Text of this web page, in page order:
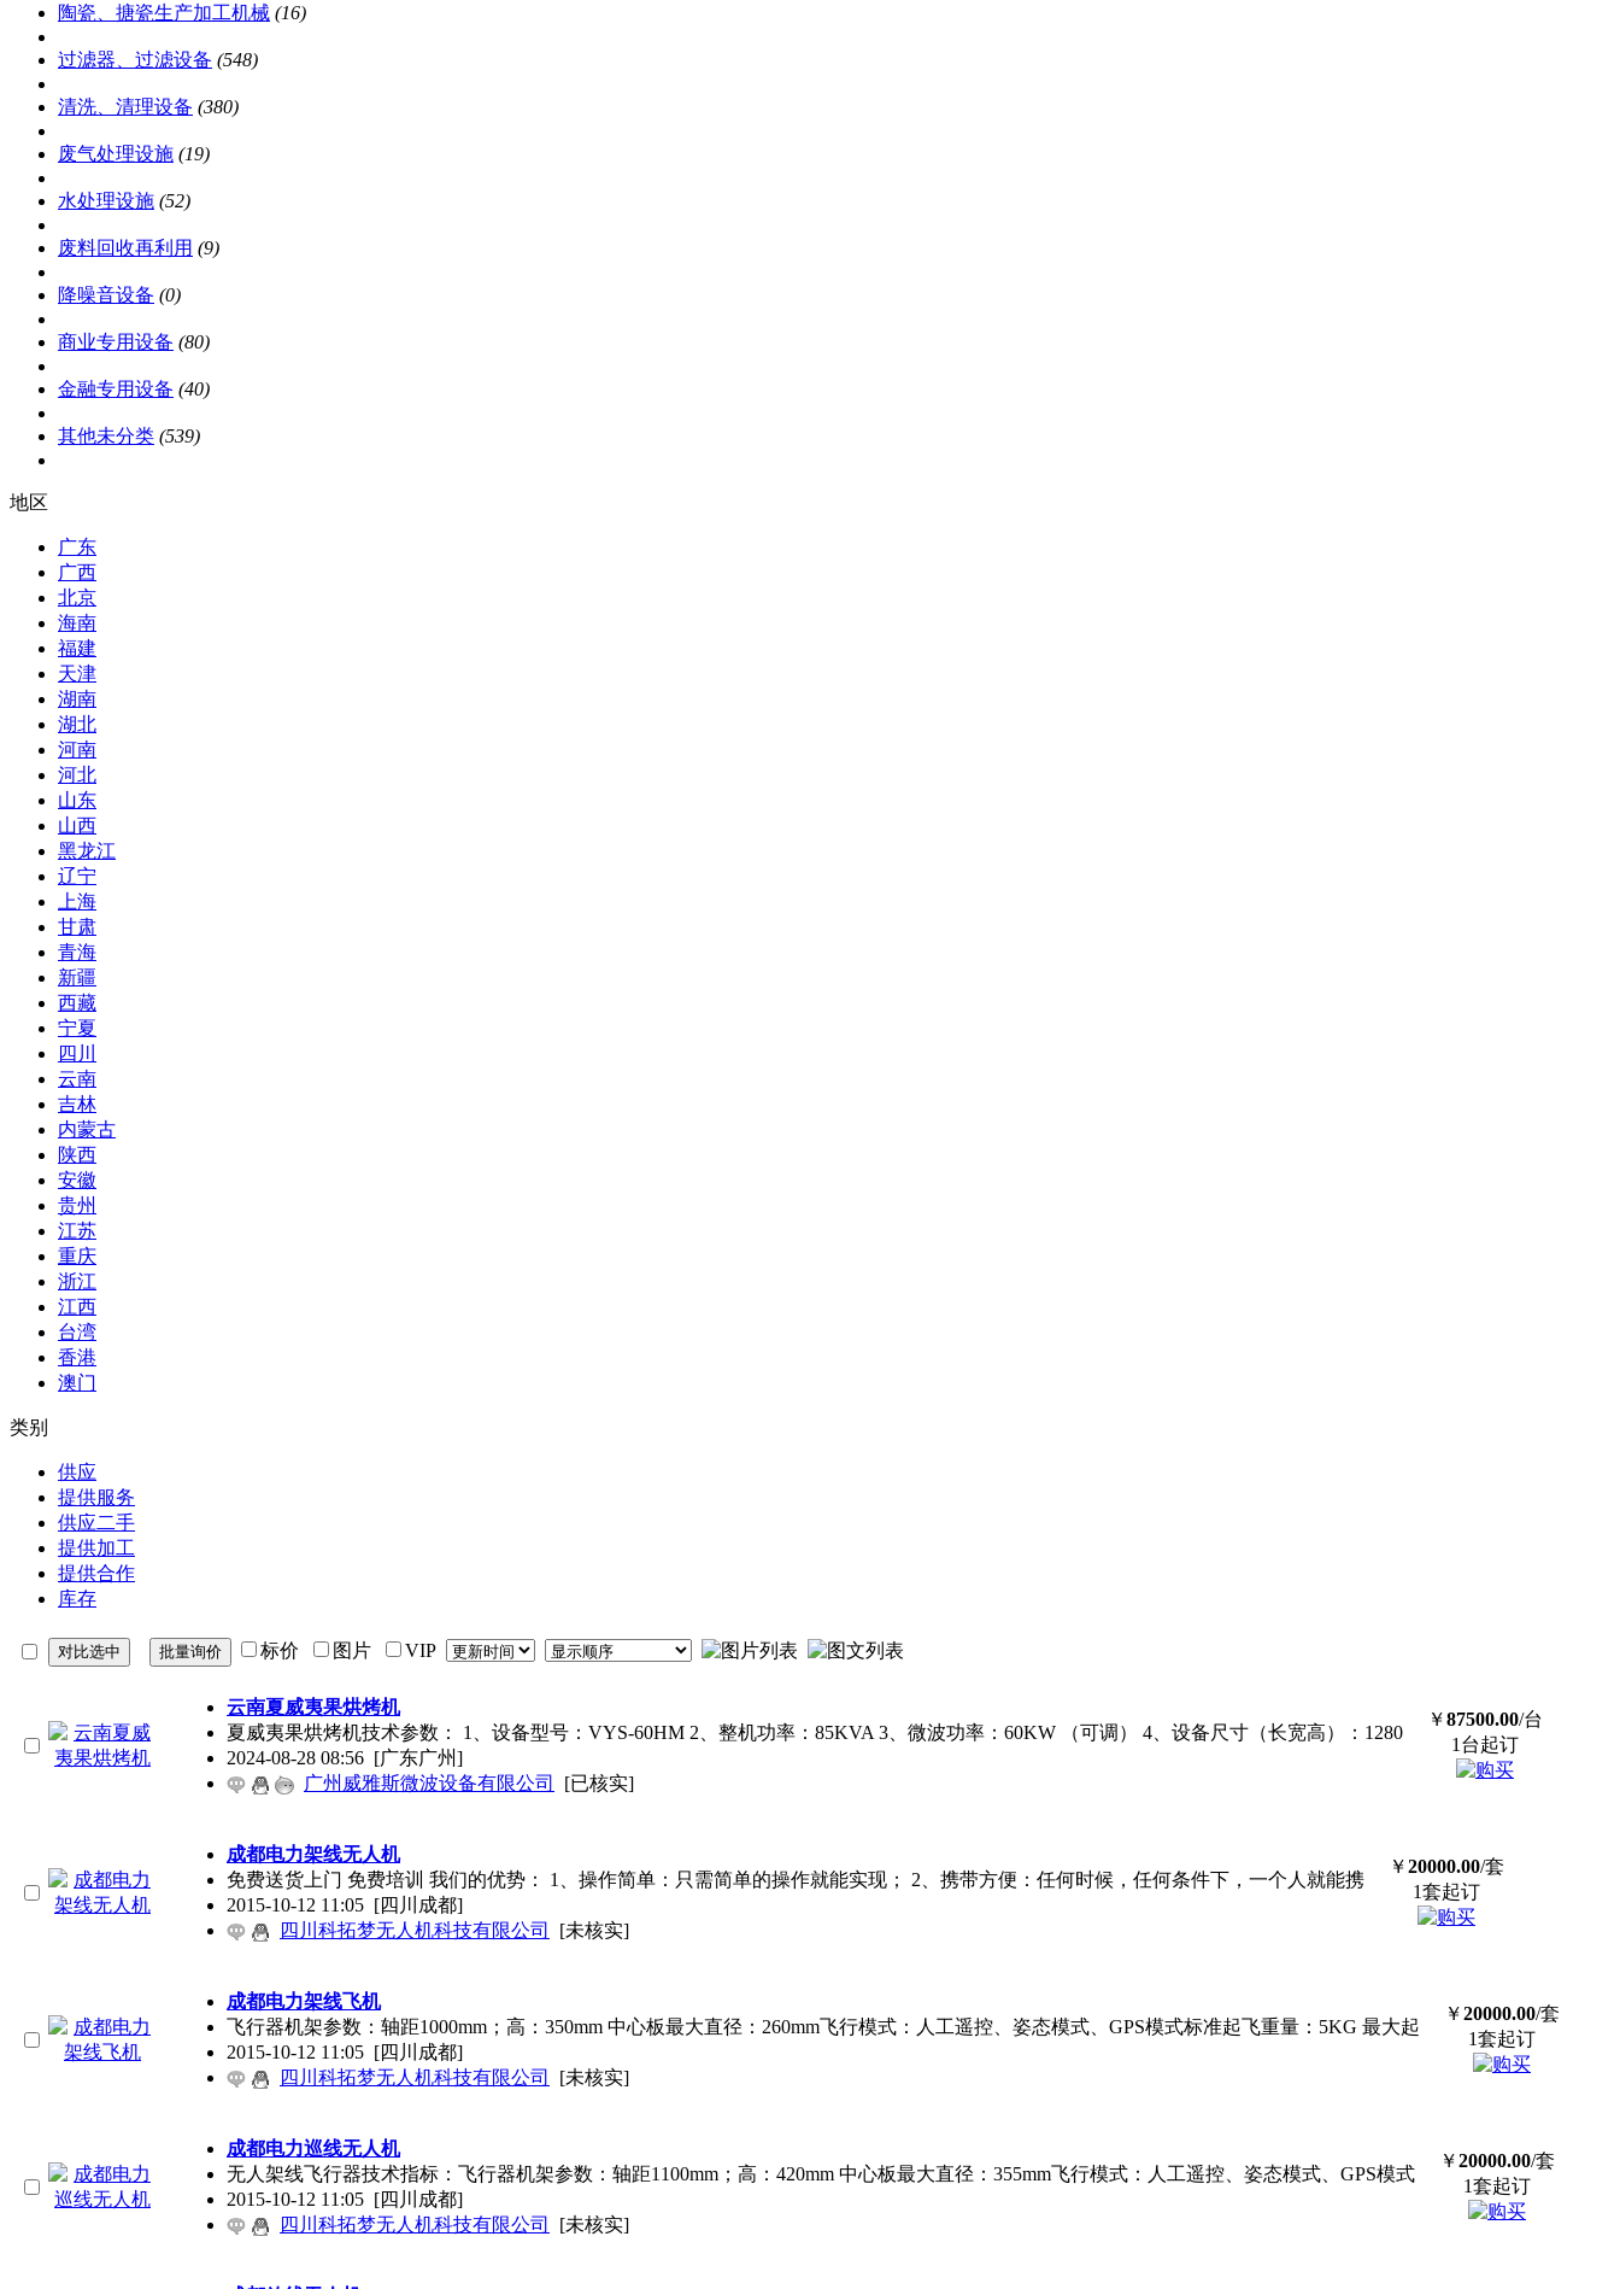
陶瓷、搪瓷生产加工机械 (16)
过滤器、过滤设备 (548)
清洗、清理设备 (380)
废气处理设施 (19)
水处理设施 (52)
废料回收再利用 (9)
降噪音设备 (0)
商业专用设备 (80)
金融专用设备 (40)
其他未分类 (539)
地区
广东
广西
北京
海南
福建
天津
湖南
湖北
河南
河北
山东
山西
黑龙江
辽宁
上海
甘肃
青海
新疆
西藏
宁夏
四川
云南
吉林
内蒙古
陕西
安徽
贵州
江苏
重庆
浙江
江西
台湾
香港
澳门
类别
供应
提供服务
供应二手
提供加工
提供合作
库存
标价 图片 VIP
云南夏威夷果烘烤机
夏威夷果烘烤机技术参数： 1、设备型号：VYS-60HM 2、整机功率：85KVA 3、微波功率：60KW （可调） 4、设备尺寸（长宽高）：1280
2024-08-28 08:56 [广东广州]
广州威雅斯微波设备有限公司
[已核实]
￥87500.00/台
1台起订
成都电力架线无人机
免费送货上门 免费培训 我们的优势： 1、操作简单：只需简单的操作就能实现； 2、携带方便：任何时候，任何条件下，一个人就能携
2015-10-12 11:05 [四川成都]
四川科拓梦无人机科技有限公司
[未核实]
￥20000.00/套
1套起订
成都电力架线飞机
飞行器机架参数：轴距1000mm；高：350mm 中心板最大直径：260mm飞行模式：人工遥控、姿态模式、GPS模式标准起飞重量：5KG 最大起
2015-10-12 11:05 [四川成都]
四川科拓梦无人机科技有限公司
[未核实]
￥20000.00/套
1套起订
成都电力巡线无人机
无人架线飞行器技术指标：飞行器机架参数：轴距1100mm；高：420mm 中心板最大直径：355mm飞行模式：人工遥控、姿态模式、GPS模式
2015-10-12 11:05 [四川成都]
四川科拓梦无人机科技有限公司
[未核实]
￥20000.00/套
1套起订